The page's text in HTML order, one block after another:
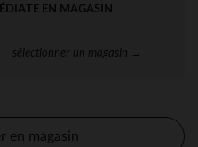
EN MAGASIN
sélectionner un magasin →
en magasin